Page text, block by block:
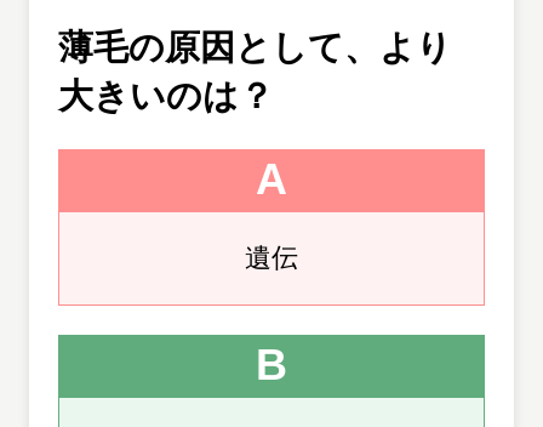
薄毛の原因として、より
大きいのは？
A
遺伝
B